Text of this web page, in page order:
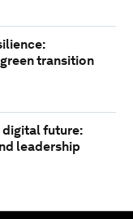
transition
digital future:
leadership